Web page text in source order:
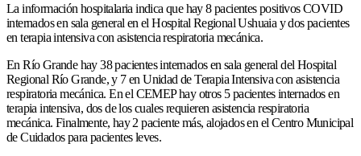
La información hospitalaria indica que hay 8 pacientes positivos COVID
internados en sala general en el Hospital Regional Ushuaia y dos pacientes
en terapia intensiva con asistencia respiratoria mecánica.
En Río Grande hay 38 pacientes internados en sala general del Hospital
Regional Río Grande, y 7 en Unidad de Terapia Intensiva con asistencia
respiratoria mecánica. En el CEMEP hay otros 5 pacientes internados en
terapia intensiva, dos de los cuales requieren asistencia respiratoria
mecánica. Finalmente, hay 2 paciente más, alojados en el Centro Municipal
de Cuidados para pacientes leves.